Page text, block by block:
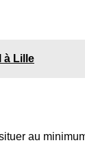
à Lille
au